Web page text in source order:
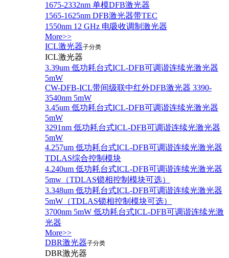
1675-2332nm 单模DFB激光器
1565-1625nm DFB激光器带TEC
1550nm 12 GHz 电吸收调制激光器
More>>
ICL激光器子分类
ICL激光器
3.39um 低功耗台式ICL-DFB可调谐连续光激光器
5mW
CW-DFB-ICL带间级联中红外DFB激光器 3390-
3540nm 5mW
3.45um 低功耗台式ICL-DFB可调谐连续光激光器
5mW
3291nm 低功耗台式ICL-DFB可调谐连续光激光器
5mW
4.257um 低功耗台式ICL-DFB可调谐连续光激光器
TDLAS综合控制模块
4.240um 低功耗台式ICL-DFB可调谐连续光激光器
5mw（TDLAS锁相控制模块可选）
3.348um 低功耗台式ICL-DFB可调谐连续光激光器
5mW（TDLAS锁相控制模块可选）
3700nm 5mW 低功耗台式ICL-DFB可调谐连续光激
光器
More>>
DBR激光器子分类
DBR激光器